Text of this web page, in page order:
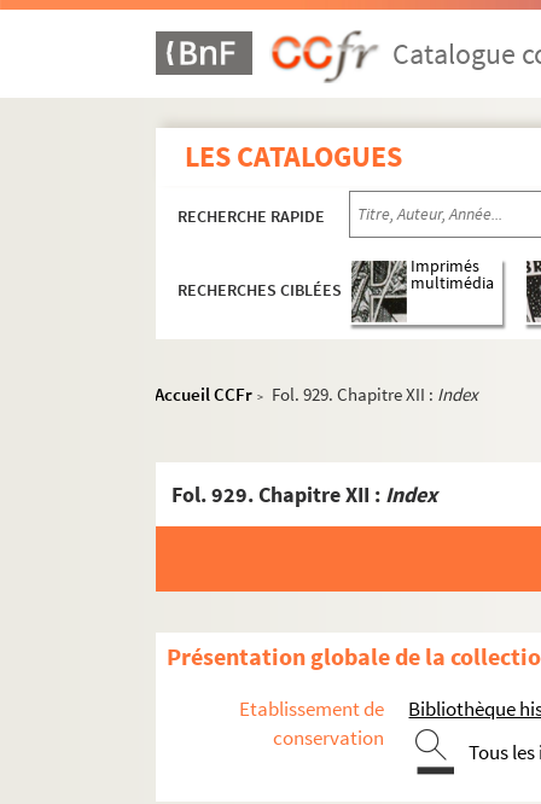
Catalogue
LES CATALOGUES
RECHERCHE RAPIDE
RECHERCHES CIBLÉES
Imprimés
multimédia
Accueil CCFr > Fol. 929. Chapitre XII : Index
Fol. 929. Chapitre XII : Index
Présentation globale de la
Etablissement de
conservation
Bibliothèque
Tous